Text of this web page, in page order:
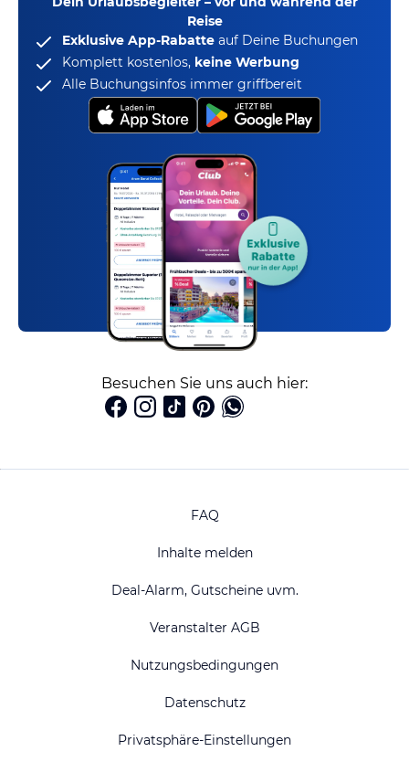
Reise
Exklusive App-Rabatte auf Deine Buchungen
Komplett kostenlos, keine Werbung
Alle Buchungsinfos immer griffbereit
Besuchen Sie uns auch hier:
FAQ
Inhalte melden
Deal-Alarm, Gutscheine uvm.
Veranstalter AGB
Nutzungsbedingungen
Datenschutz
Privatsphäre-Einstellungen